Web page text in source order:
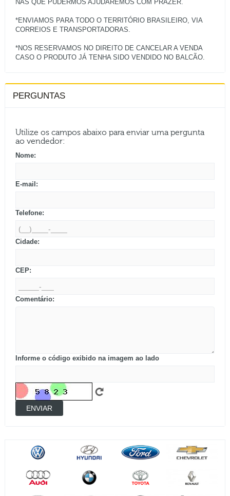
NAS QUE PUDERMOS AJUDAREMOS COM PRAZER.
*ENVIAMOS PARA TODO O TERRITÓRIO BRASILEIRO, VIA
CORREIOS E TRANSPORTADORAS.
*NOS RESERVAMOS NO DIREITO DE CANCELAR A VENDA
PERGUNTAS
Utilize os campos abaixo para enviar uma pergunta
ao vendedor:
Nome:
E-mail:
Telefone:
Cidade:
CEP:
Comentário:
Informe o código exibido na imagem ao lado
ENVIAR